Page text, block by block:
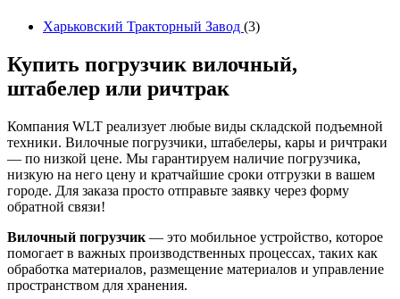
Харьковский Тракторный Завод (3)
Купить погрузчик вилочный,
штабелер или ричтрак
Компания WLT реализует любые виды складской подъемной
техники. Вилочные погрузчики, штабелеры, кары и ричтраки
— по низкой цене. Мы гарантируем наличие погрузчика,
низкую на него цену и кратчайшие сроки отгрузки в вашем
городе. Для заказа просто отправьте заявку через форму
обратной связи!
Вилочный погрузчик — это мобильное устройство, которое
помогает в важных производственных процессах, таких как
обработка материалов, размещение материалов и управление
пространством для хранения.